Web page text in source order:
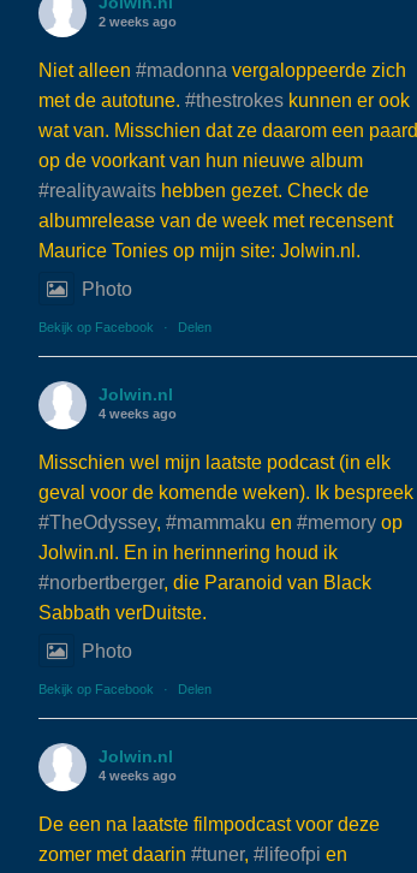
2 weeks ago
Niet alleen #madonna vergaloppeerde zich
met de autotune. #thestrokes kunnen er ook
wat van. Misschien dat ze daarom een paard
op de voorkant van hun nieuwe album
#realityawaits hebben gezet. Check de
albumrelease van de week met recensent
Maurice Tonies op mijn site: Jolwin.nl.
Photo
Bekijk op Facebook · Delen
Jolwin.nl
4 weeks ago
Misschien wel mijn laatste podcast (in elk
geval voor de komende weken). Ik bespreek
#TheOdyssey, #mammaku en #memory op
Jolwin.nl. En in herinnering houd ik
#norbertberger, die Paranoid van Black
Sabbath verDuitste.
Photo
Bekijk op Facebook · Delen
Jolwin.nl
4 weeks ago
De een na laatste filmpodcast voor deze
zomer met daarin #tuner, #lifeofpi en